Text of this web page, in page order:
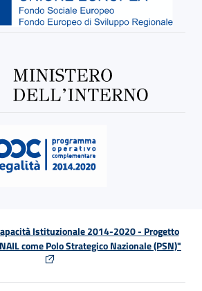
Istituzionale 2014-2020 - Progetto
come Polo Strategico Nazionale (PSN)"